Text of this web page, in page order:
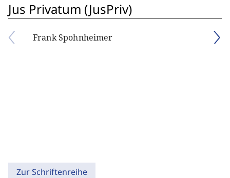
Jus Privatum (JusPriv)
Frank Spohnheimer
Zur Schriftenreihe